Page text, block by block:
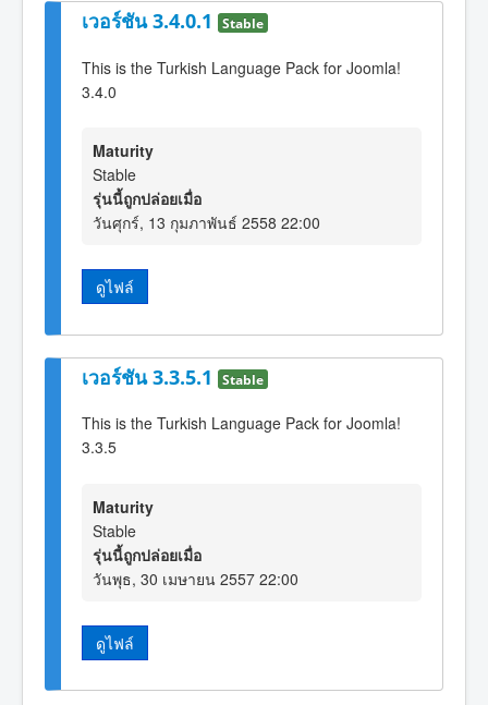
เวอร์ชัน 3.4.0.1 Stable
This is the Turkish Language Pack for Joomla!
3.4.0
Maturity
Stable
รุ่นนี้ถูกปล่อยเมื่อ
วันศุกร์, 13 กุมภาพันธ์ 2558 22:00
ดูไฟล์
เวอร์ชัน 3.3.5.1 Stable
This is the Turkish Language Pack for Joomla!
3.3.5
Maturity
Stable
รุ่นนี้ถูกปล่อยเมื่อ
วันพุธ, 30 เมษายน 2557 22:00
ดูไฟล์